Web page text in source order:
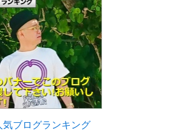
気ブログランキング